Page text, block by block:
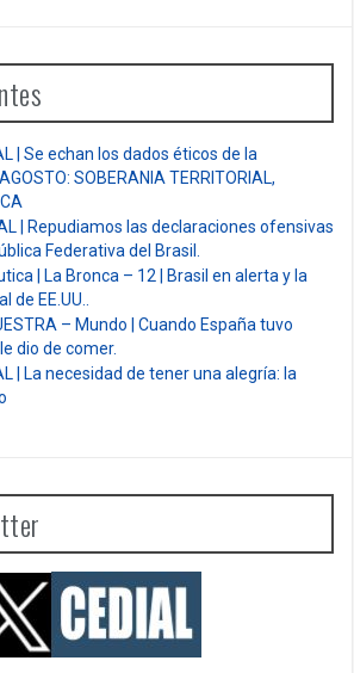
| Se echan los dados éticos de la
SOBERANIA TERRITORIAL,
| Repudiamos las declaraciones ofensivas
Federativa del Brasil.
| La Bronca – 12 | Brasil en alerta y la
de EE.UU..
– Mundo | Cuando España tuvo
dio de comer.
| La necesidad de tener una alegría: la